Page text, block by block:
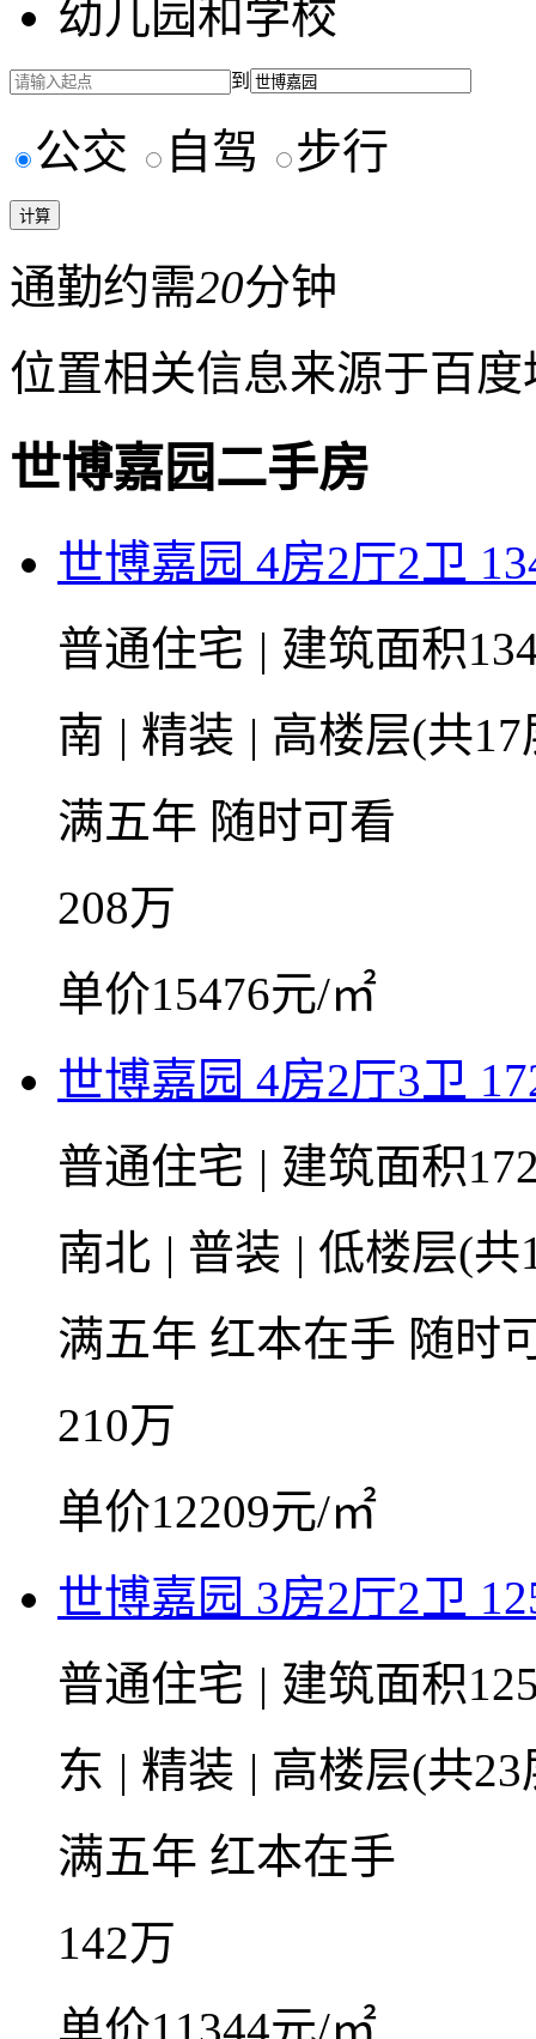
幼儿园和学校
到
公交 自驾 步行
通勤约需20分钟
位置相关信息来源于百
世博嘉园二手房
世博嘉园 4房2厅2卫
普通住宅 | 建筑面积
南 | 精装 | 高楼层(共
满五年 随时可看
208万
单价15476元/㎡
世博嘉园 4房2厅3卫
普通住宅 | 建筑面积
南北 | 普装 | 低楼层(
满五年 红本在手 随时
210万
单价12209元/㎡
世博嘉园 3房2厅2卫
普通住宅 | 建筑面积
东 | 精装 | 高楼层(共
满五年 红本在手
142万
单价11344元/㎡